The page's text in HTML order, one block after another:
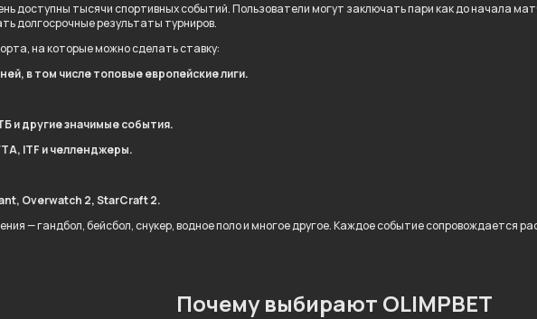
доступны тысячи спортивных событий. Пользователи могут заключать пари как до начала
долгосрочные результаты турниров.
на которые можно сделать ставку:
в том числе топовые европейские лиги.
и другие значимые события.
ITF и челленджеры.
Overwatch 2, StarCraft 2.
— гандбол, бейсбол, снукер, водное поло и многое другое. Каждое событие сопровождается
Почему выбирают OLIMPBET